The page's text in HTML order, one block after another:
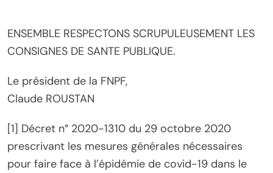
ENSEMBLE RESPECTONS SCRUPULEUSEMENT LES
CONSIGNES DE SANTE PUBLIQUE.
Le président de la FNPF,
Claude ROUSTAN
[1] Décret n° 2020-1310 du 29 octobre 2020
prescrivant les mesures générales nécessaires
pour faire face à l’épidémie de covid-19 dans le